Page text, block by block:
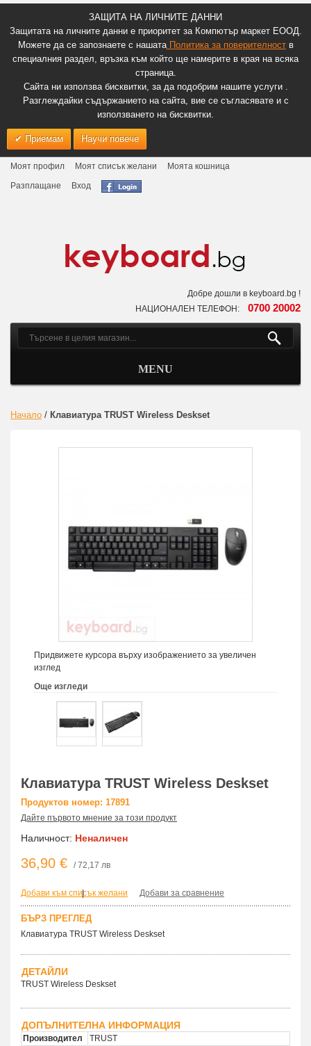
ЗАЩИТА НА ЛИЧНИТЕ ДАННИ
Защитата на личните данни е приоритет за Компютър маркет ЕООД.
Можете да се запознаете с нашатаПолитика за поверителноств
специалния раздел, връзка към който ще намерите в края на всяка
страница.
Сайта ни използва бисквитки, за да подобрим нашите услуги .
Разглеждайки съдържанието на сайта, вие се съгласявате и с
използването на бисквитки.
Приемам Научи повече
Моят профил Моят списък желани
Моята кошница
Разплащане
Вход
Добре дошли в keyboard.bg !
НАЦИОНАЛЕН ТЕЛЕФОН: 0700 20002
MENU
Начало / Клавиатура TRUST Wireless Deskset
Придвижете курсора върху изображението за увеличен
изглед
Още изгледи
Клавиатура TRUST Wireless Deskset
Продуктов номер: 17891
Дайте първото мнение за този продукт
Наличност: Неналичен
36,90 € / 72,17 лв
Добави към списък желани
| Добави за сравнение
БЪРЗ ПРЕГЛЕД
Клавиатура TRUST Wireless Deskset
ДЕТАЙЛИ
TRUST Wireless Deskset
ДОПЪЛНИТЕЛНА ИНФОРМАЦИЯ
Производител
TRUST